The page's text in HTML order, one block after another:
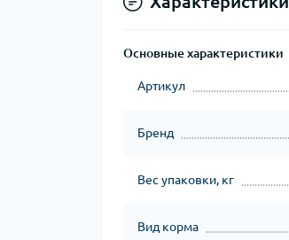
Основные характеристики
Артикул
Бренд
Вес упаковки, кг
Вид корма